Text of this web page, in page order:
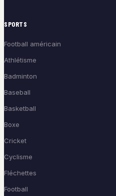
SPORTS
Football américain
Athlétisme
Badminton
Baseball
Basketball
Boxe
Cricket
Cyclisme
Fléchettes
Football